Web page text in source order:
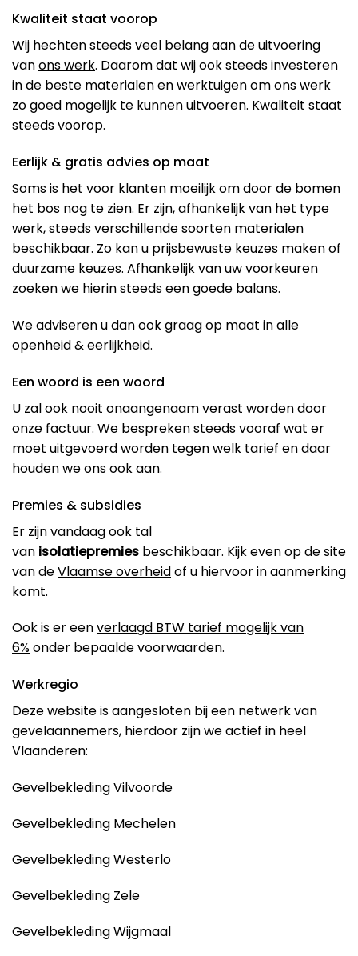
Kwaliteit staat voorop
Wij hechten steeds veel belang aan de uitvoering
vanons werk. Daarom dat wij ook steeds investeren
in de beste materialen en werktuigen om ons werk
zo goed mogelijk te kunnen uitvoeren. Kwaliteit staat
steeds voorop.
Eerlijk & gratis advies op maat
Soms is het voor klanten moeilijk om door de bomen
het bos nog te zien. Er zijn, afhankelijk van het type
werk, steeds verschillende soorten materialen
beschikbaar. Zo kan u prijsbewuste keuzes maken of
duurzame keuzes. Afhankelijk van uw voorkeuren
zoeken we hierin steeds een goede balans.
We adviseren u dan ook graag op maat in alle
openheid & eerlijkheid.
Een woord is een woord
U zal ook nooit onaangenaam verast worden door
onze factuur. We bespreken steeds vooraf wat er
moet uitgevoerd worden tegen welk tarief en daar
houden we ons ook aan.
Premies & subsidies
Er zijn vandaag ook tal
van isolatiepremies beschikbaar. Kijk even op de site
van deVlaamse overheidof u hiervoor in aanmerking
komt.
Ook is er eenverlaagd BTW tarief mogelijk van
6%onder bepaalde voorwaarden.
Werkregio
Deze website is aangesloten bij een netwerk van
gevelaannemers, hierdoor zijn we actief in heel
Vlaanderen:
Gevelbekleding Vilvoorde
Gevelbekleding Mechelen
Gevelbekleding Westerlo
Gevelbekleding Zele
Gevelbekleding Wijgmaal